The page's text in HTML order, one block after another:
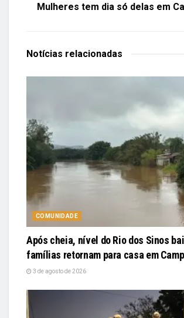
Mulheres tem dia só delas em
Notícias relacionadas
COMUNIDADE
Após cheia, nível do Rio dos Sinos
famílias retornam para casa em
3 de agosto de 2026